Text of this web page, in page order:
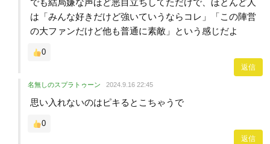
でも結局嫌な声ほど悪目立ちしてただけで、ほとんど人
は「みんな好きだけど強いていうならコレ」「この陣営
の大ファンだけど他も普通に素敵」という感じだよ
0
返信
名無しのスプラトゥーン 2024.9.16 22:45
思い入れないのはピキるとこちゃうで
0
返信